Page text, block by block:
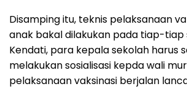
Disamping itu, teknis pelaksanaan
anak bakal dilakukan pada tiap-tiap
Kendati, para kepala sekolah harus
melakukan sosialisasi kepda wali
pelaksanaan vaksinasi berjalan